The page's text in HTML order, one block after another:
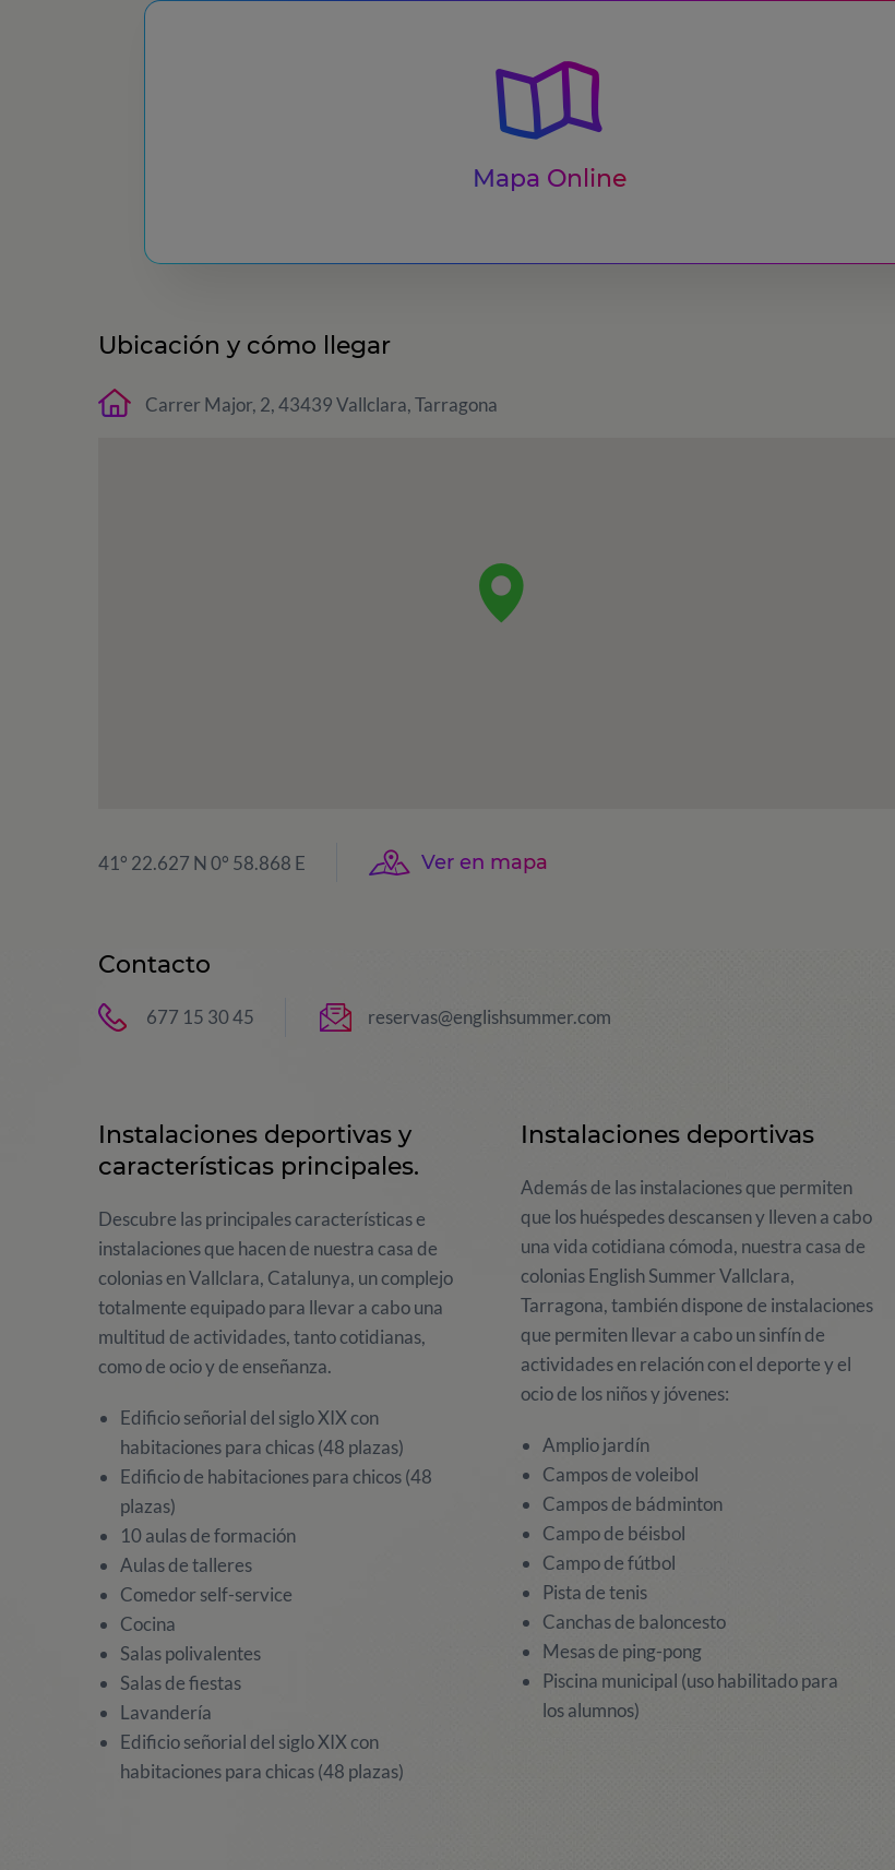
Mapa Online
Ubicación y cómo llegar
Carrer Major, 2, 43439 Vallclara, Tarragona
41° 22.627 N 0° 58.868 E Ver en mapa
Contacto
677 15 30 45 reservas@englishsummer.com
Instalaciones deportivas y
características principales.
Descubre las principales características e
instalaciones que hacen de nuestra casa de
colonias en Vallclara, Catalunya, un complejo
totalmente equipado para llevar a cabo una
multitud de actividades, tanto cotidianas,
como de ocio y de enseñanza.
Edificio señorial del siglo XIX con
habitaciones para chicas (48 plazas)
Edificio de habitaciones para chicos (48
plazas)
10 aulas de formación
Aulas de talleres
Comedor self-service
Cocina
Salas polivalentes
Salas de fiestas
Lavandería
Edificio señorial del siglo XIX con
habitaciones para chicas (48 plazas)
Instalaciones deportivas
Además de las instalaciones que permiten
que los huéspedes descansen y lleven a cabo
una vida cotidiana cómoda, nuestra casa de
colonias English Summer Vallclara,
Tarragona, también dispone de instalaciones
que permiten llevar a cabo un sinfín de
actividades en relación con el deporte y el
ocio de los niños y jóvenes:
Amplio jardín
Campos de voleibol
Campos de bádminton
Campo de béisbol
Campo de fútbol
Pista de tenis
Canchas de baloncesto
Mesas de ping-pong
Piscina municipal (uso habilitado para
los alumnos)